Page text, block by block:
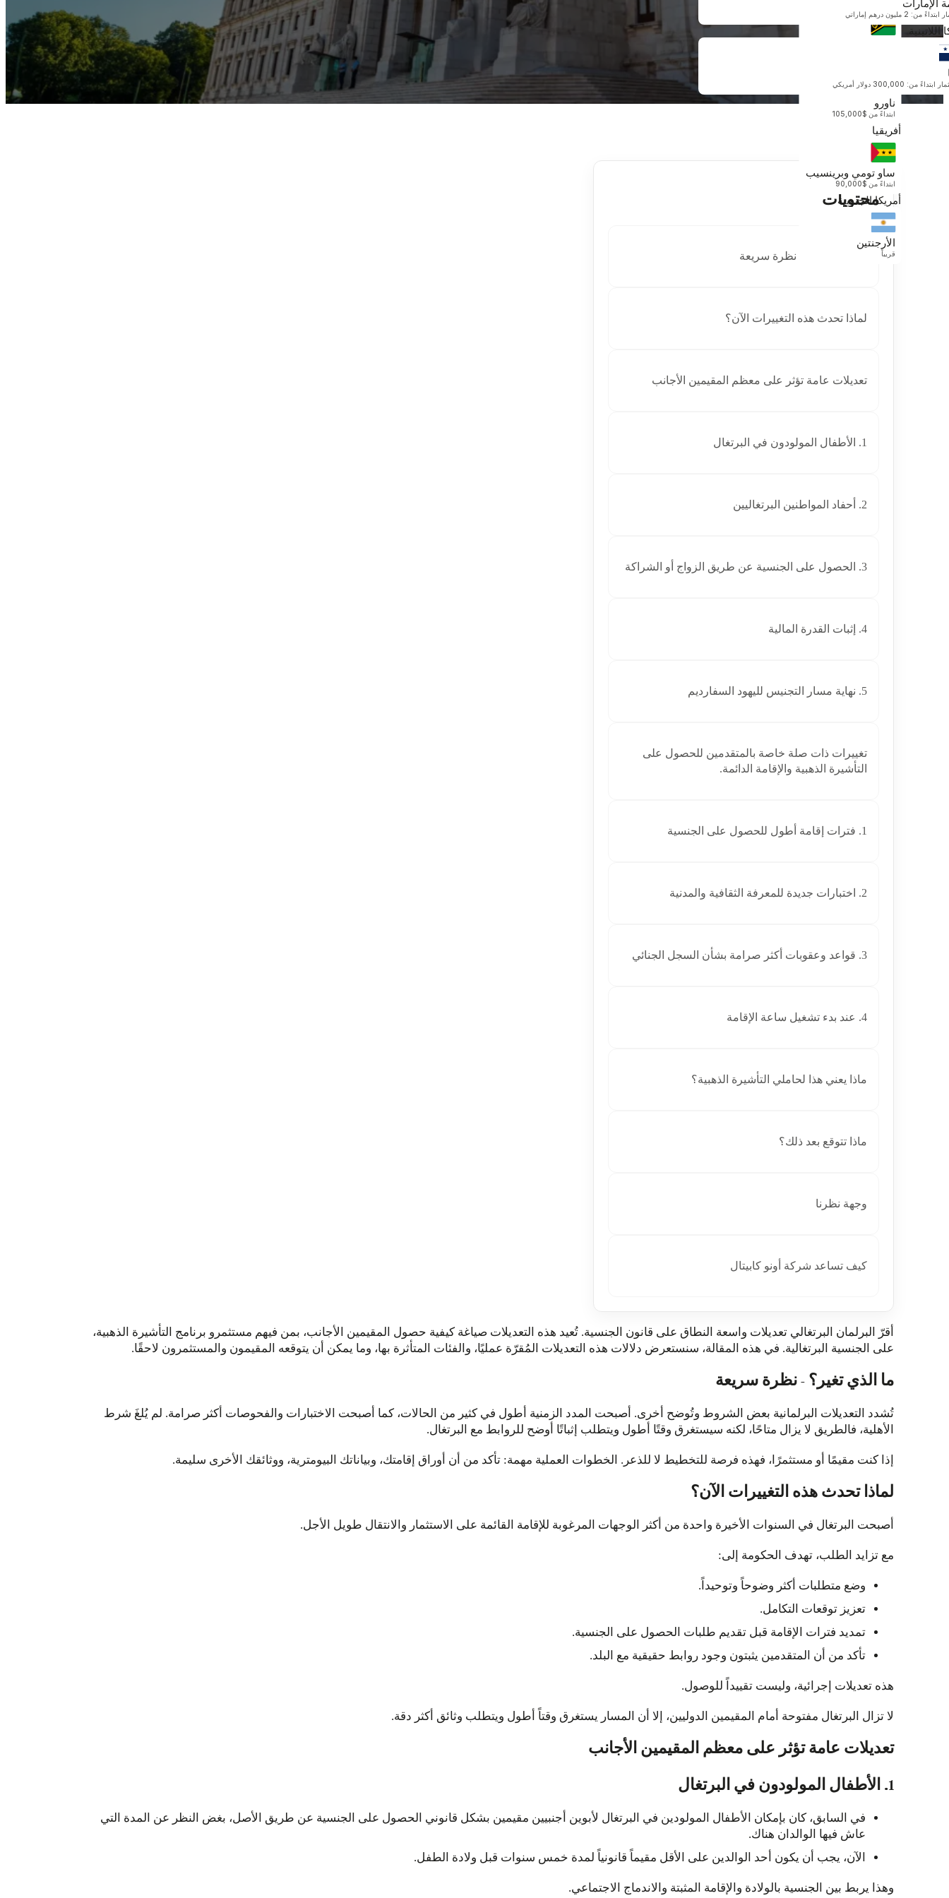
ناورو
ابتداءً من $105,000
أفريقيا
ساو تومي وبرينسيب
ابتداءً من $90,000
أمريكا الجنوبية
الأرجنتين
قريباً
الإمارات
من: 2 مليون درهم إماراتي
اللاتينية
من: 300,000 دولار أمريكي
محتويات
ما الذي تغير؟ - نظرة سريعة
لماذا تحدث هذه التغييرات الآن؟
تعديلات عامة تؤثر على معظم المقيمين الأجانب
1. الأطفال المولودون في البرتغال
2. أحفاد المواطنين البرتغاليين
3. الحصول على الجنسية عن طريق الزواج أو الشراكة
4. إثبات القدرة المالية
5. نهاية مسار التجنيس لليهود السفارديم
تغييرات ذات صلة خاصة بالمتقدمين للحصول على
التأشيرة الذهبية والإقامة الدائمة.
1. فترات إقامة أطول للحصول على الجنسية
2. اختبارات جديدة للمعرفة الثقافية والمدنية
3. قواعد وعقوبات أكثر صرامة بشأن السجل الجنائي
4. عند بدء تشغيل ساعة الإقامة
ماذا يعني هذا لحاملي التأشيرة الذهبية؟
ماذا تتوقع بعد ذلك؟
وجهة نظرنا
كيف تساعد شركة أونو كابيتال
أقرّ البرلمان البرتغالي تعديلات واسعة النطاق على قانون الجنسية. تُعيد هذه التعديلات صياغة كيفية حصول المقيمين الأجانب، بمن فيهم مستثمرو برنامج التأشيرة الذهبية،
على الجنسية البرتغالية. في هذه المقالة، سنستعرض دلالات هذه التعديلات المُقرّة عمليًا، والفئات المتأثرة بها، وما يمكن أن يتوقعه المقيمون والمستثمرون لاحقًا.
ما الذي تغير؟ - نظرة سريعة
تُشدد التعديلات البرلمانية بعض الشروط وتُوضح أخرى. أصبحت المدد الزمنية أطول في كثير من الحالات، كما أصبحت الاختبارات والفحوصات أكثر صرامة. لم يُلغَ شرط
الأهلية، فالطريق لا يزال متاحًا، لكنه سيستغرق وقتًا أطول ويتطلب إثباتًا أوضح للروابط مع البرتغال.
إذا كنت مقيمًا أو مستثمرًا، فهذه فرصة للتخطيط لا للذعر. الخطوات العملية مهمة: تأكد من أن أوراق إقامتك، وبياناتك البيومترية، ووثائقك الأخرى سليمة.
لماذا تحدث هذه التغييرات الآن؟
أصبحت البرتغال في السنوات الأخيرة واحدة من أكثر الوجهات المرغوبة للإقامة القائمة على الاستثمار والانتقال طويل الأجل.
مع تزايد الطلب، تهدف الحكومة إلى:
وضع متطلبات أكثر وضوحاً وتوحيداً.
تعزيز توقعات التكامل.
تمديد فترات الإقامة قبل تقديم طلبات الحصول على الجنسية.
تأكد من أن المتقدمين يثبتون وجود روابط حقيقية مع البلد.
هذه تعديلات إجرائية، وليست تقييداً للوصول.
لا تزال البرتغال مفتوحة أمام المقيمين الدوليين، إلا أن المسار يستغرق وقتاً أطول ويتطلب وثائق أكثر دقة.
تعديلات عامة تؤثر على معظم المقيمين الأجانب
1. الأطفال المولودون في البرتغال
في السابق، كان بإمكان الأطفال المولودين في البرتغال لأبوين أجنبيين مقيمين بشكل قانوني الحصول على الجنسية عن طريق الأصل، بغض النظر عن المدة التي
عاش فيها الوالدان هناك.
الآن، يجب أن يكون أحد الوالدين على الأقل مقيماً قانونياً لمدة خمس سنوات قبل ولادة الطفل.
وهذا يربط بين الجنسية بالولادة والإقامة المثبتة والاندماج الاجتماعي.